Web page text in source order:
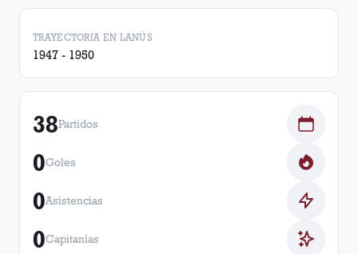
TRAYECTORIA EN LANÚS
1947 - 1950
38Partidos
0Goles
0Asistencias
0Capitanías